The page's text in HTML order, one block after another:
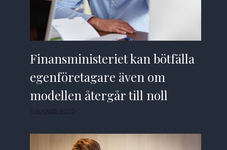
Finansministeriet kan bötfälla
egenföretagare även om
modellen återgår till noll
5 augusti 2026